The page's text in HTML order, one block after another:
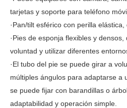
tarjetas y soporte para teléfono
·Pan/tilt esférico con perilla
·Pies de esponja flexibles y
voluntad y utilizar diferentes
·El tubo del pie se puede girar a
múltiples ángulos para adaptarse a
se puede fijar con barandillas o
adaptabilidad y operación simple.